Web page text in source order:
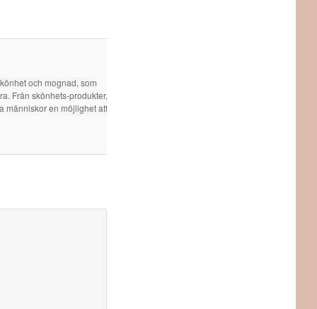
och mognad, som
Från skönhets-produkter,
människor en möjlighet att